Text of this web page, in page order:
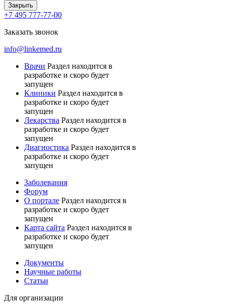
Закрыть
+7 495 777-77-00
Заказать звонок
info@linkemed.ru
Врачи Раздел находится в
разработке и скоро будет
запущен
Клиники Раздел находится в
разработке и скоро будет
запущен
Лекарства Раздел находится в
разработке и скоро будет
запущен
Диагностика Раздел находится в
разработке и скоро будет
запущен
Заболевания
Форум
О портале Раздел находится в
разработке и скоро будет
запущен
Карта сайта Раздел находится в
разработке и скоро будет
запущен
Документы
Научные работы
Статьи
Для организации